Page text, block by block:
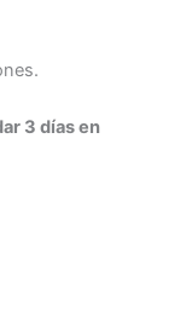
3 días en